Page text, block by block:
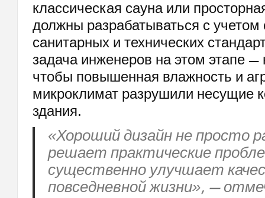
классическая сауна или
должны разрабатываться с
санитарных и технических
задача инженеров на этом этапе —
чтобы повышенная влажность и
микроклимат разрушили несущие
здания.
«Хороший дизайн не просто
решает практические
существенно улучшает
повседневной жизни», —